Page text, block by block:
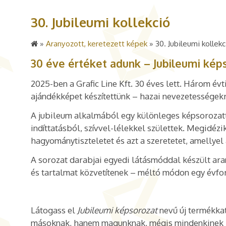
30. Jubileumi kollekció
» Aranyozott, keretezett képek» 30. Jubileumi
30 éve értéket adunk – Jubileumi
2025-ben a Grafic Line Kft. 30 éves lett. Három
ajándékképet készítettünk – hazai
A jubileum alkalmából egy különleges
indíttatásból, szívvel-lélekkel születtek.
hagyománytiszteletet és azt a szeretetet,
A sorozat darabjai egyedi látásmóddal készült
és tartalmat közvetítenek – méltó módon egy
Látogass el Jubileumi képsorozatnevű új
másoknak, hanem magunknak, mégis